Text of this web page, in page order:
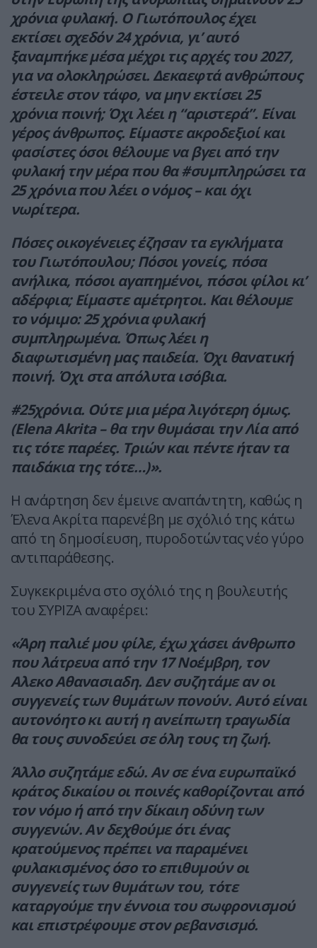
χρόνια φυλακή. Ο Γιωτόπουλος έχει
εκτίσει σχεδόν 24 χρόνια, γι’ αυτό
ξαναμπήκε μέσα μέχρι τις αρχές του 2027,
για να ολοκληρώσει. Δεκαεφτά ανθρώπους
έστειλε στον τάφο, να μην εκτίσει 25
χρόνια ποινή; Όχι λέει η “αριστερά”. Είναι
γέρος άνθρωπος. Είμαστε ακροδεξιοί και
φασίστες όσοι θέλουμε να βγει από την
φυλακή την μέρα που θα #συμπληρώσει τα
25 χρόνια που λέει ο νόμος – και όχι
νωρίτερα.
Πόσες οικογένειες έζησαν τα εγκλήματα
του Γιωτόπουλου; Πόσοι γονείς, πόσα
ανήλικα, πόσοι αγαπημένοι, πόσοι φίλοι κι’
αδέρφια; Είμαστε αμέτρητοι. Και θέλουμε
το νόμιμο: 25 χρόνια φυλακή
συμπληρωμένα. Όπως λέει η
διαφωτισμένη μας παιδεία. Όχι θανατική
ποινή. Όχι στα απόλυτα ισόβια.
#25χρόνια. Ούτε μια μέρα λιγότερη όμως.
(Elena Akrita – θα την θυμάσαι την Λία από
τις τότε παρέες. Τριών και πέντε ήταν τα
παιδάκια της τότε…)».
Η ανάρτηση δεν έμεινε αναπάντητη, καθώς η
Έλενα Ακρίτα παρενέβη με σχόλιό της κάτω
από τη δημοσίευση, πυροδοτώντας νέο γύρο
αντιπαράθεσης.
Συγκεκριμένα στο σχόλιό της η βουλευτής
του ΣΥΡΙΖΑ αναφέρει:
«Άρη παλιέ μου φίλε, έχω χάσει άνθρωπο
που λάτρευα από την 17 Νοέμβρη, τον
Αλεκο Αθανασιαδη. Δεν συζητάμε αν οι
συγγενείς των θυμάτων πονούν. Αυτό είναι
αυτονόητο κι αυτή η ανείπωτη τραγωδία
θα τους συνοδεύει σε όλη τους τη ζωή.
Άλλο συζητάμε εδώ. Αν σε ένα ευρωπαϊκό
κράτος δικαίου οι ποινές καθορίζονται από
τον νόμο ή από την δίκαιη οδύνη των
συγγενών. Αν δεχθούμε ότι ένας
κρατούμενος πρέπει να παραμένει
φυλακισμένος όσο το επιθυμούν οι
συγγενείς των θυμάτων του, τότε
καταργούμε την έννοια του σωφρονισμού
και επιστρέφουμε στον ρεβανσισμό.